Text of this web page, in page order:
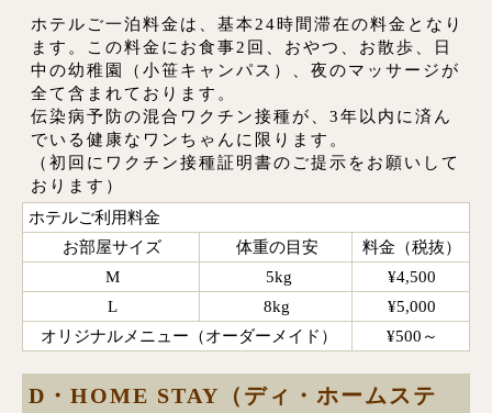
ホテルご一泊料金は、基本24時間滞在の料金となり
ます。この料金にお食事2回、おやつ、お散歩、日
中の幼稚園（小笹キャンパス）、夜のマッサージが
全て含まれております。
伝染病予防の混合ワクチン接種が、3年以内に済ん
でいる健康なワンちゃんに限ります。
（初回にワクチン接種証明書のご提示をお願いして
おります）
ホテルご利用料金
お部屋サイズ
体重の目安
料金（税抜）
M
5kg
¥4,500
L
8kg
¥5,000
オリジナルメニュー（オーダーメイド）
¥500～
D・HOME STAY（ディ・ホームステ